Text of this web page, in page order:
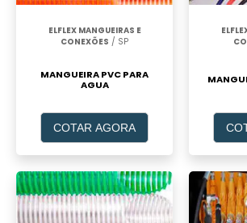
ELFLEX MANGUEIRAS E
CONEXÕES / SP
MANGUEIRA PVC PARA
AGUA
COTAR AGORA